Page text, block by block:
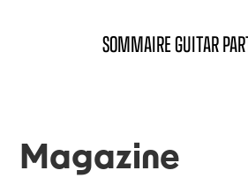
SOMMAIRE GUITAR
Magazine